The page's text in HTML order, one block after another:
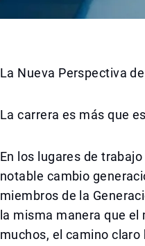
La Nueva Perspectiva
La carrera es más que
En los lugares de
notable cambio
miembros de la
la misma manera que
muchos, el camino